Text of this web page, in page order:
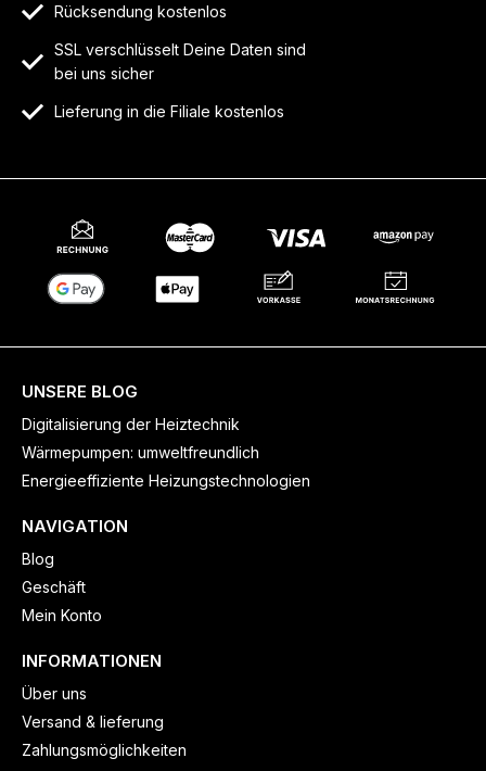
Rücksendung kostenlos
SSL verschlüsselt Deine Daten sind
bei uns sicher
Lieferung in die Filiale kostenlos
UNSERE BLOG
Digitalisierung der Heiztechnik
Wärmepumpen: umweltfreundlich
Energieeffiziente Heizungstechnologien
NAVIGATION
Blog
Geschäft
Mein Konto
INFORMATIONEN
Über uns
Versand & lieferung
Zahlungsmöglichkeiten